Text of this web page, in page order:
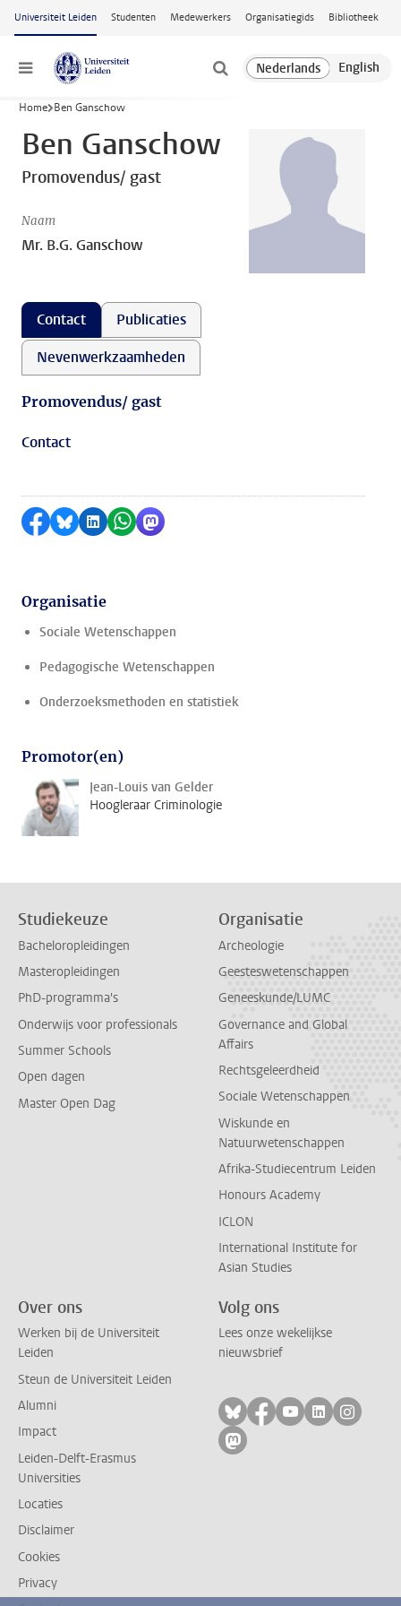
Ga naar hoofdinhoud
Universiteit Leiden Studenten Medewerkers Organisatiegids Bibliotheek
Menu
Home Ben Ganschow
Ben Ganschow
Promovendus/ gast
Naam
Mr. B.G. Ganschow
Contact
Publicaties
Nevenwerkzaamheden
Promovendus/ gast
Contact
Delen op Facebook
Delen via Bluesky
Delen op LinkedIn
Delen via WhatsApp
Delen via Mastodon
Organisatie
Sociale Wetenschappen
Pedagogische Wetenschappen
Onderzoeksmethoden en statistiek
Promotor(en)
Jean-Louis van Gelder
Hoogleraar Criminologie
Studiekeuze
Bacheloropleidingen
Masteropleidingen
PhD-programma's
Onderwijs voor professionals
Summer Schools
Open dagen
Master Open Dag
Organisatie
Archeologie
Geesteswetenschappen
Geneeskunde/LUMC
Governance and Global
Affairs
Rechtsgeleerdheid
Sociale Wetenschappen
Wiskunde en
Natuurwetenschappen
Afrika-Studiecentrum Leiden
Honours Academy
ICLON
International Institute for
Asian Studies
Over ons
Werken bij de Universiteit
Leiden
Steun de Universiteit Leiden
Alumni
Impact
Leiden-Delft-Erasmus
Universities
Locaties
Disclaimer
Cookies
Privacy
Volg ons
Lees onze wekelijkse
nieuwsbrief
Volg ons op bluesky
Volg ons op
Volg ons op
Volg ons
Volg
Volg ons op mastodon